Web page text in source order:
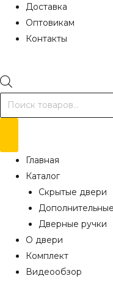
Доставка
Оптовикам
Контакты
Поиск
товаров
Главная
Каталог
Скрытые двери
Дверные ручки
О двери
Комплект
Видеообзор